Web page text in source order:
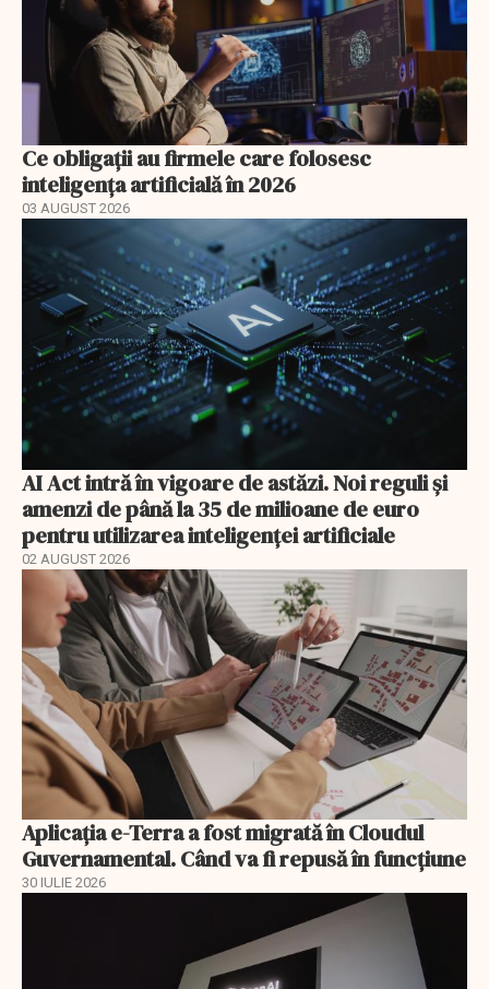
Ce obligații au firmele care folosesc
inteligența artificială în 2026
03 AUGUST 2026
AI Act intră în vigoare de astăzi. Noi reguli și
amenzi de până la 35 de milioane de euro
pentru utilizarea inteligenței artificiale
02 AUGUST 2026
Aplicația e-Terra a fost migrată în Cloudul
Guvernamental. Când va fi repusă în funcțiune
30 IULIE 2026